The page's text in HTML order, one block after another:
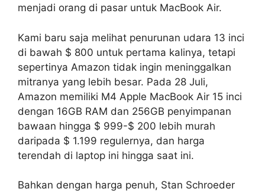
menjadi orang di pasar untuk MacBook Air.
Kami baru saja melihat penurunan udara 13 inci
di bawah $ 800 untuk pertama kalinya, tetapi
sepertinya Amazon tidak ingin meninggalkan
mitranya yang lebih besar. Pada 28 Juli,
Amazon memiliki M4 Apple MacBook Air 15 inci
dengan 16GB RAM dan 256GB penyimpanan
bawaan hingga $ 999-$ 200 lebih murah
daripada $ 1.199 regulernya, dan harga
terendah di laptop ini hingga saat ini.
Bahkan dengan harga penuh, Stan Schroeder